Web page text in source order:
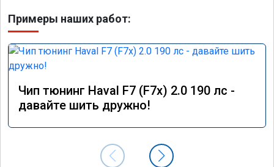
Примеры наших работ:
Чип тюнинг Haval F7 (F7x) 2.0 190 лс -
давайте шить дружно!